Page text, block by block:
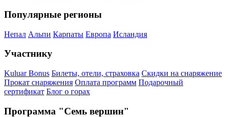
Популярные регионы
Непал Альпи Карпаты Европа Исландия
Участнику
Kuluar Bonus Билеты, отели, страховка Скидки на снаряжение
Прокат снаряжения Оплата программ Подарочный
сертификат Блог о горах
Программа "Семь вершин"